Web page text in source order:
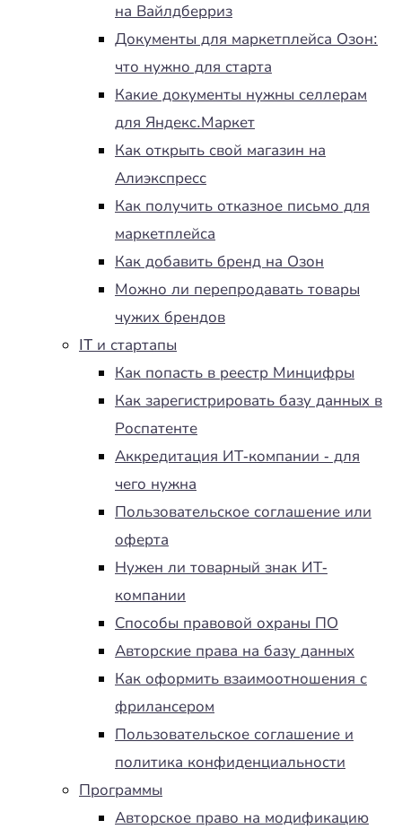
на Вайлдберриз
Документы для маркетплейса Озон:
что нужно для старта
Какие документы нужны селлерам
для Яндекс.Маркет
Как открыть свой магазин на
Алиэкспресс
Как получить отказное письмо для
маркетплейса
Как добавить бренд на Озон
Можно ли перепродавать товары
чужих брендов
IT и стартапы
Как попасть в реестр Минцифры
Как зарегистрировать базу данных в
Роспатенте
Аккредитация ИТ-компании - для
чего нужна
Пользовательское соглашение или
оферта
Нужен ли товарный знак ИТ-
компании
Способы правовой охраны ПО
Авторские права на базу данных
Как оформить взаимоотношения с
фрилансером
Пользовательское соглашение и
политика конфиденциальности
Программы
Авторское право на модификацию